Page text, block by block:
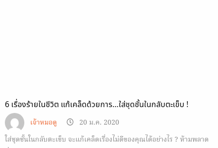
6 เรื่องร้ายในชีวิต แก้เคล็ดด้วยการ…ใส่ชุดชั้นในกลับตะเข็บ !
เจ้าหมอดู
20 ม.ค. 2020
ใส่ชุดชั้นในกลับตะเข็บ จะแก้เคล็ดเรื่องไม่ดีของคุณได้อย่างไร ? ห้ามพลาด